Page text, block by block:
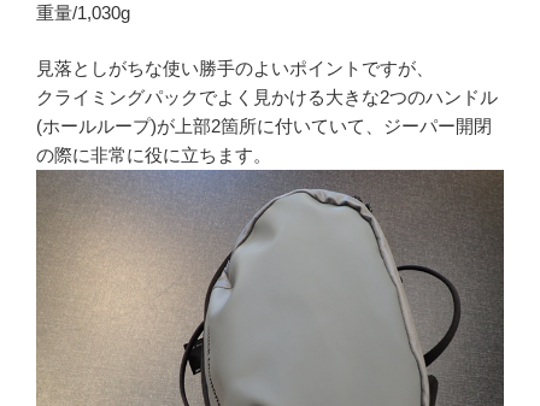
重量/1,030g
見落としがちな使い勝手のよいポイントですが、
クライミングパックでよく見かける大きな2つのハンドル
(ホールループ)が上部2箇所に付いていて、ジーパー開閉
の際に非常に役に立ちます。